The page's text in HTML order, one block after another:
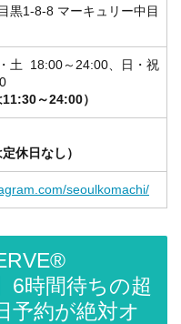
黒1-8-8 マーキュリー中目
土 18:00～24:00、日・祝
～24:00）
休日なし）
seoulkomachi/
6時間待ちの超
予約が絶対オ